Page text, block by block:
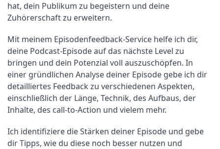
hat, dein Publikum zu begeistern und deine
Zuhörerschaft zu erweitern.
Mit meinem Episodenfeedback-Service helfe ich dir,
deine Podcast-Episode auf das nächste Level zu
bringen und dein Potenzial voll auszuschöpfen. In
einer gründlichen Analyse deiner Episode gebe ich dir
detailliertes Feedback zu verschiedenen Aspekten,
einschließlich der Länge, Technik, des Aufbaus, der
Inhalte, des call-to-Action und vielem mehr.
Ich identifiziere die Stärken deiner Episode und gebe
dir Tipps, wie du diese noch besser nutzen und